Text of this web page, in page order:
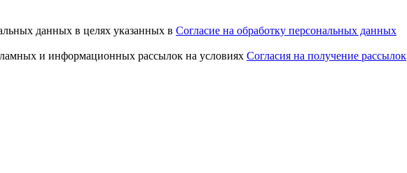
данных в целях указанных в Согласие на обработку персональных данных
и информационных рассылок на условиях Согласия на получение рассылок